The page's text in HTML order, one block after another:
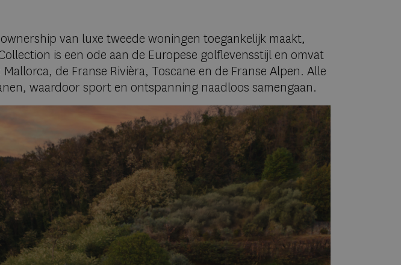
van luxe tweede woningen toegankelijk maakt,
is een ode aan de Europese golflevensstijl en omvat
de Franse Rivièra, Toscane en de Franse Alpen. Alle
waardoor sport en ontspanning naadloos samengaan.